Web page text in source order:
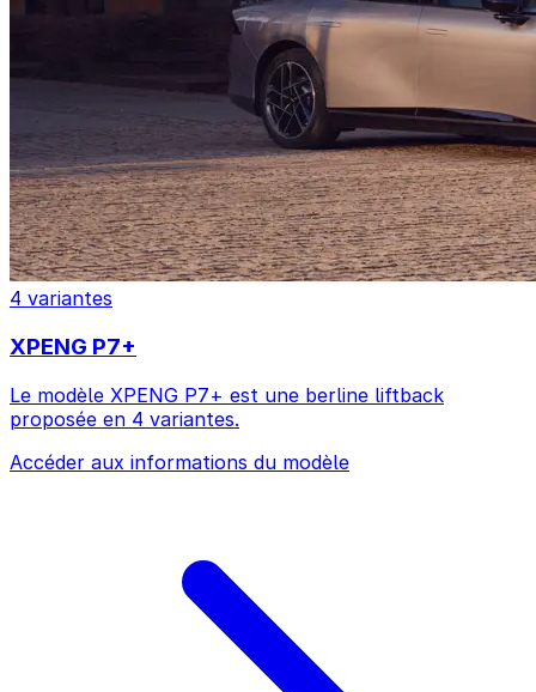
4 variantes
XPENG P7+
Le modèle XPENG P7+ est une berline liftback
proposée en 4 variantes.
Accéder aux informations du modèle